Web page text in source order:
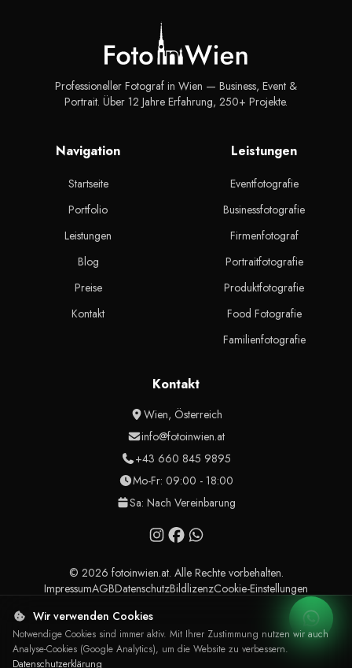
Professioneller Fotograf in Wien — Business, Event &
Portrait. Über 12 Jahre Erfahrung, 250+ Projekte.
Navigation
Startseite
Portfolio
Leistungen
Blog
Preise
Kontakt
Leistungen
Eventfotografie
Businessfotografie
Firmenfotograf
Portraitfotografie
Produktfotografie
Food Fotografie
Familienfotografie
Kontakt
Wien, Österreich
info@fotoinwien.at
+43 660 845 9895
Mo-Fr: 09:00 - 18:00
Sa: Nach Vereinbarung
© 2026 fotoinwien.at. Alle Rechte vorbehalten.
ImpressumAGBDatenschutzBildlizenzCookie-Einstellungen
Wir verwenden Cookies
Notwendige Cookies sind immer aktiv. Mit Ihrer Zustimmung nutzen wir auch
Analyse-Cookies (Google Analytics), um die Website zu verbessern.
Datenschutzerklärung